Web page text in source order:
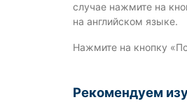
случае нажмите на
на английском языке.
Нажмите на кнопку
Рекомендуем